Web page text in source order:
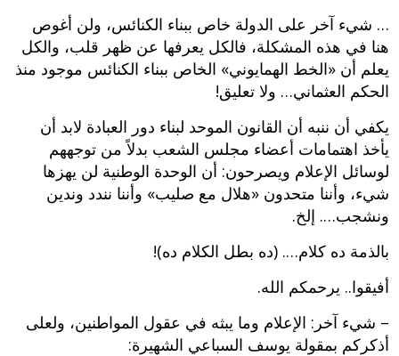
… شيء آخر على الدولة خاص ببناء الكنائس، ولن أغوص
هنا في هذه المشكلة، فالكل يعرفها عن ظهر قلب، والكل
يعلم أن «الخط الهمايوني» الخاص ببناء الكنائس موجود منذ
الحكم العثماني… ولا تعليق!
يكفي أن ننبه أن القانون الموحد لبناء دور العبادة لابد أن
يأخذ اهتمامات أعضاء مجلس الشعب بدلاً من توجههم
لوسائل الإعلام ويصرحون: أن الوحدة الوطنية لن يهزها
شيء، وأننا متحدون «هلال مع صليب» وأننا نندد وندين
ونشجب…. إلخ.
بالذمة ده كلام…. (ده بطل الكلام ده)!
أفيقوا.. يرحمكم الله.
– شيء آخر: الإعلام وما يبثه في عقول المواطنين، ولعلى
أذكركم بمقولة يوسف السباعي الشهيرة: